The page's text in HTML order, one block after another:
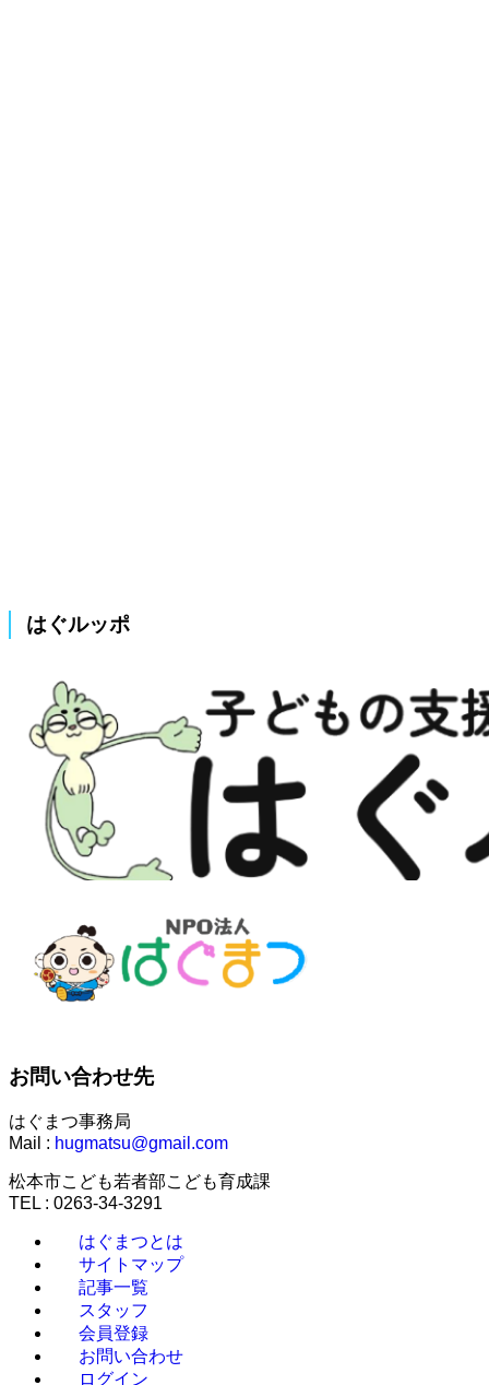
はぐルッポ
お問い合わせ先
はぐまつ事務局
Mail : hugmatsu@gmail.com
松本市こども若者部こども育成課
TEL : 0263-34-3291
はぐまつとは
サイトマップ
記事一覧
スタッフ
会員登録
お問い合わせ
ログイン